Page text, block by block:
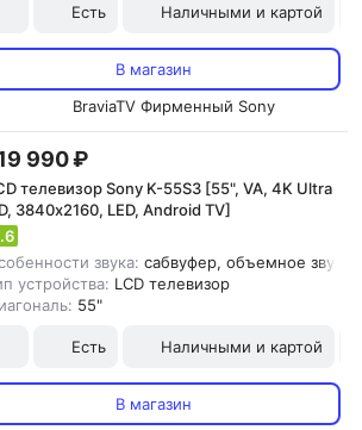
Есть Наличными и картой
В магазин
BraviaTV Фирменный Sony
990 ₽
телевизор Sony K-55S3 [55", VA, 4K Ultra
3840х2160, LED, Android TV]
звука: сабвуфер, объемное
устройства: LCD телевизор
55"
Есть Наличными и картой
В магазин